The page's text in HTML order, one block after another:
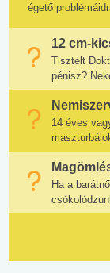
égető
12 cm-
Tisztelt
pénisz?
14 éves
Ha a